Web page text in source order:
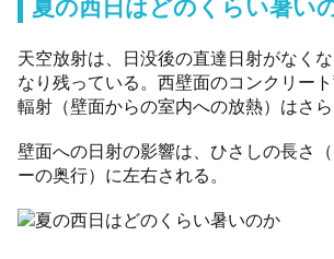
夏の西日はどのくらい暑い
天空放射は、日没後の直達日射がなく
なり残っている。西壁面のコンクリー
輻射（壁面からの室内への放熱）はさら
壁面への日射の影響は、ひさしの長さ
ーの奥行）に左右される。